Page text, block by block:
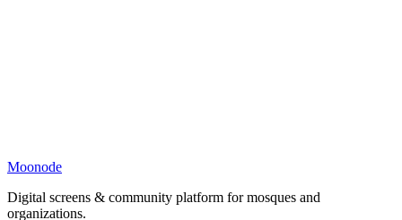
Moonode
Digital screens & community platform for mosques and
organizations.